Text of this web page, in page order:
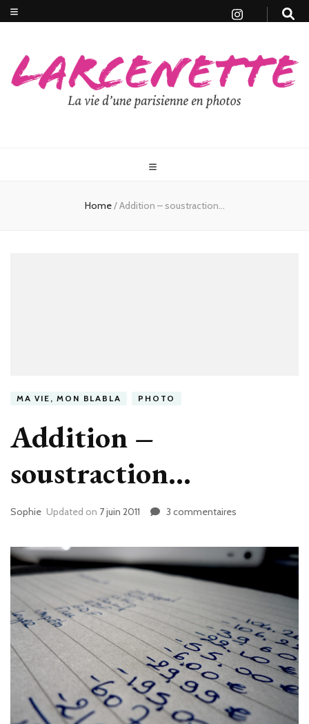
Home/Addition – soustraction…
MA VIE, MON BLABLA PHOTO
Addition –
soustraction…
Sophie Updated on 7 juin 2011 3 commentaires
soustraction…